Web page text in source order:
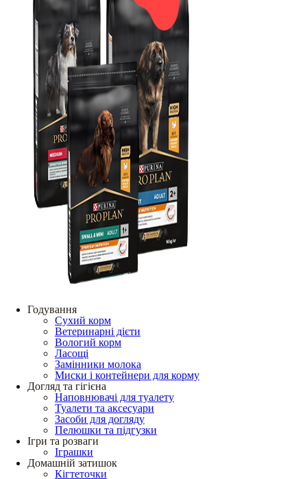
Годування
Сухий корм
Ветеринарні дієти
Вологий корм
Ласощі
Замінники молока
Миски і контейнери для корму
Догляд та гігієна
Наповнювачі для туалету
Туалети та аксесуари
Засоби для догляду
Пелюшки та підгузки
Ігри та розваги
Іграшки
Домашній затишок
Кігтеточки